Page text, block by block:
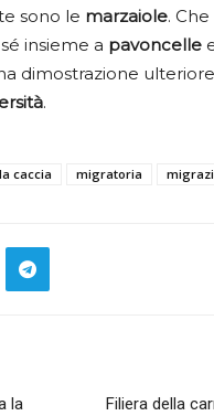
sono le marzaiole. Che
insieme a pavoncelle
dimostrazione ulteriore
.
caccia migratoria
la
Filiera della